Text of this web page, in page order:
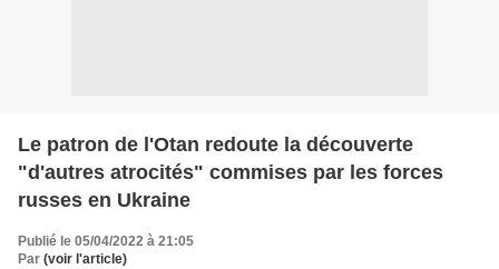
Le patron de l'Otan redoute la découverte
"d'autres atrocités" commises par les forces
russes en Ukraine
Publié le 05/04/2022 à 21:05
Par (voir l'article)